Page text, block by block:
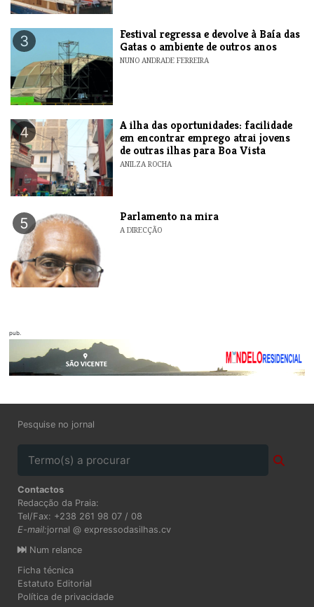
3
Festival regressa e devolve à Baía das
Gatas o ambiente de outros anos
NUNO ANDRADE FERREIRA
4
A ilha das oportunidades: facilidade
em encontrar emprego atrai jovens
de outras ilhas para Boa Vista
ANILZA ROCHA
5 Parlamento na mira
A DIRECÇÃO
pub.
Pesquise no jornal
Contactos
Redacção da Praia:
Tel/Fax: +238 261 98 07 / 08
E-mail:jornal @ expressodasilhas.cv
Num relance
Ficha técnica
Estatuto Editorial
Política de privacidade